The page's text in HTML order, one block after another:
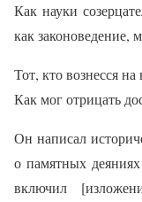
Как науки
как законоведение,
Тот, кто вознесся
Как мог отрицать
Он написал
о памятных
включил